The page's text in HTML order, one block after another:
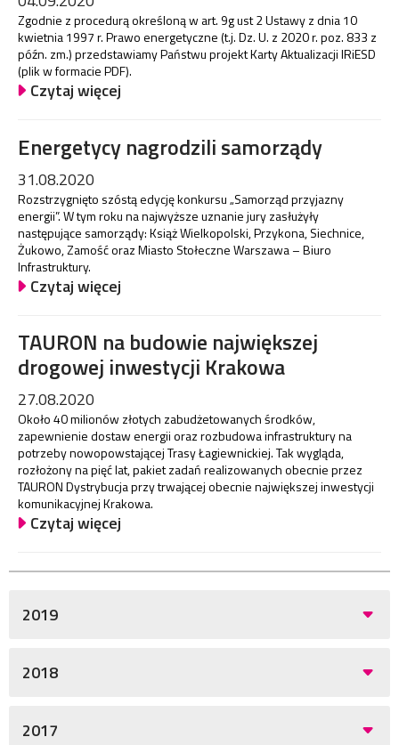
Zgodnie z procedurą określoną w art. 9g ust 2 Ustawy z dnia 10
kwietnia 1997 r. Prawo energetyczne (t.j. Dz. U. z 2020 r. poz. 833 z
późn. zm.) przedstawiamy Państwu projekt Karty Aktualizacji IRiESD
(plik w formacie PDF).
Czytaj więcej
Energetycy nagrodzili samorządy
31.08.2020
Rozstrzygnięto szóstą edycję konkursu „Samorząd przyjazny
energii”. W tym roku na najwyższe uznanie jury zasłużyły
następujące samorządy: Książ Wielkopolski, Przykona, Siechnice,
Żukowo, Zamość oraz Miasto Stołeczne Warszawa – Biuro
Infrastruktury.
Czytaj więcej
TAURON na budowie największej
drogowej inwestycji Krakowa
27.08.2020
Około 40 milionów złotych zabudżetowanych środków,
zapewnienie dostaw energii oraz rozbudowa infrastruktury na
potrzeby nowopowstającej Trasy Łagiewnickiej. Tak wygląda,
rozłożony na pięć lat, pakiet zadań realizowanych obecnie przez
TAURON Dystrybucja przy trwającej obecnie największej inwestycji
komunikacyjnej Krakowa.
Czytaj więcej
2019
2018
2017